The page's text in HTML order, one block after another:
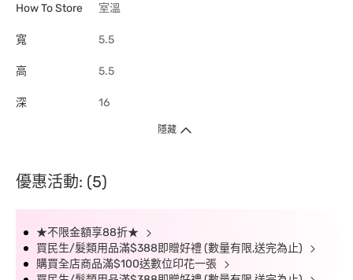
How To Store 室溫
寬 5.5
高 5.5
深 16
隱藏
優惠活動: (5)
★不限金額享88折★
買民生/髮類用品滿$388即贈好禮 (數量有限,送完為止)
購買全店商品滿$100送數位印花一張